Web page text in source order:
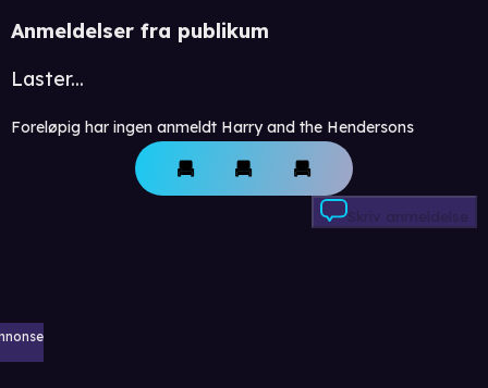
Anmeldelser fra publikum
Laster...
Foreløpig har ingen anmeldt Harry and the Hendersons
Skriv anmeldelse